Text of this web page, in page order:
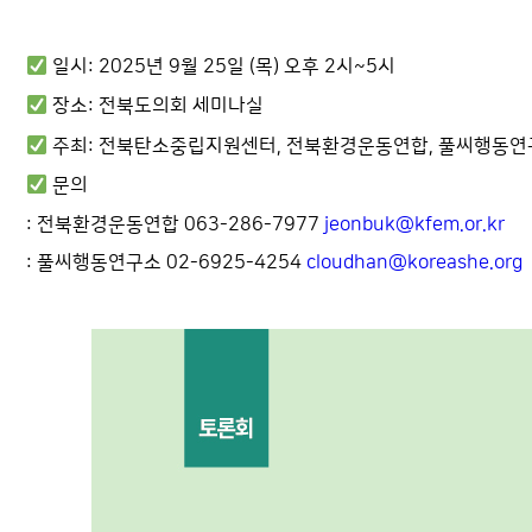
일시: 2025년 9월 25일 (목) 오후 2시~5시
장소: 전북도의회 세미나실
주최: 전북탄소중립지원센터, 전북환경운동연합, 풀씨행동연
문의
: 전북환경운동연합 063-286-7977 jeonbuk@kfem.or.kr
: 풀씨행동연구소 02-6925-4254 cloudhan@koreashe.org